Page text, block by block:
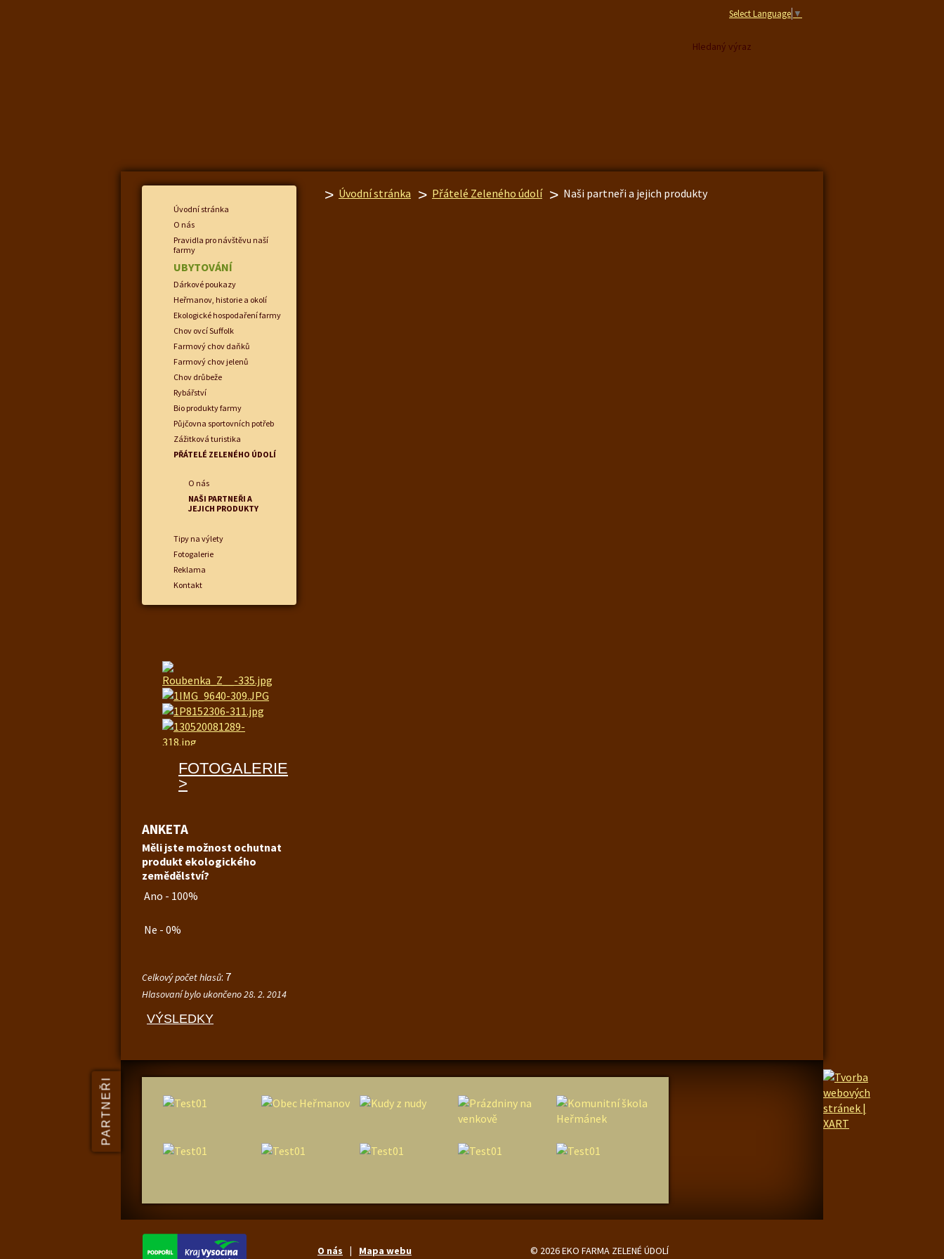
Select Language ▼
Úvodní stránka Přátelé Zeleného údolí Naši partneři a jejich produkty
Úvodní stránka
O nás
Pravidla pro návštěvu naší
farmy
UBYTOVÁNÍ
Dárkové poukazy
Heřmanov, historie a okolí
Ekologické hospodaření farmy
Chov ovcí Suffolk
Farmový chov daňků
Farmový chov jelenů
Chov drůbeže
Rybářství
Bio produkty farmy
Půjčovna sportovních potřeb
Zážitková turistika
PŘÁTELÉ ZELENÉHO ÚDOLÍ
O nás
NAŠI PARTNEŘI A
JEJICH PRODUKTY
Tipy na výlety
Fotogalerie
Reklama
Kontakt
FOTOGALERIE
>
ANKETA
Měli jste možnost ochutnat
produkt ekologického
zemědělství?
Ano - 100%
Ne - 0%
Celkový počet hlasů: 7
Hlasovaní bylo ukončeno 28. 2. 2014
VÝSLEDKY
PARTNEŘI
O nás Mapa webu © 2026 EKO FARMA ZELENÉ ÚDOLÍ